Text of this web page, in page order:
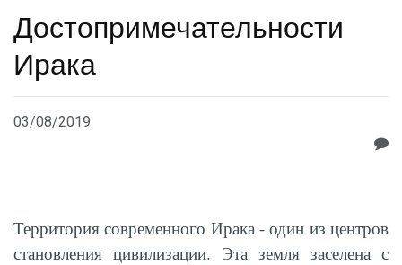
Достопримечательности
Ирака
03/08/2019
Территория современного Ирака - один из центров
становления цивилизации. Эта земля заселена с